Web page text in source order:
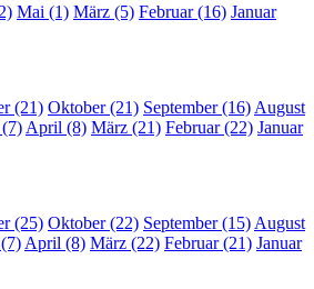
Mai (1) März (5) Februar (16) Januar
(21) Oktober (21) September (16) August
April (8) März (21) Februar (22) Januar
(25) Oktober (22) September (15) August
April (8) März (22) Februar (21) Januar